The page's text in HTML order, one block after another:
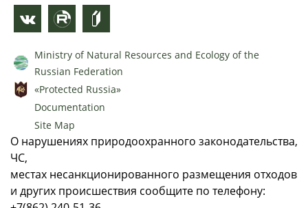
Ministry of Natural Resources and Ecology of the
Russian Federation
«Protected Russia»
Documentation
Site Map
О нарушениях природоохранного законодательства,
ЧС,
местах несанкционированного размещения отходов
и других происшествия сообщите по телефону: